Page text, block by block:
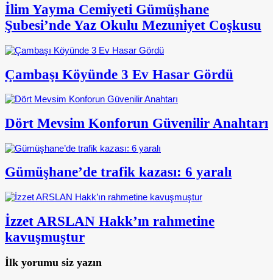
İlim Yayma Cemiyeti Gümüşhane
Şubesi’nde Yaz Okulu Mezuniyet Coşkusu
Çambaşı Köyünde 3 Ev Hasar Gördü
Dört Mevsim Konforun Güvenilir Anahtarı
Gümüşhane’de trafik kazası: 6 yaralı
İzzet ARSLAN Hakk’ın rahmetine
kavuşmuştur
İlk yorumu siz yazın